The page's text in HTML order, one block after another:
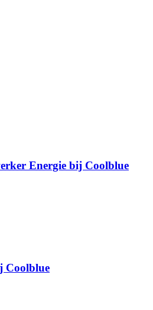
Energie bij Coolblue
Coolblue